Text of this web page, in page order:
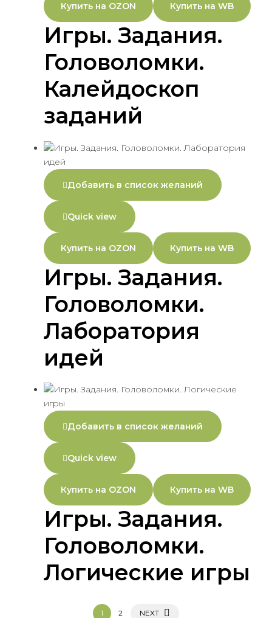
Купить на OZON Купить на WB
Игры. Задания.
Головоломки.
Калейдоскоп
заданий
Добавить в список желаний
Quick view
Купить на OZON Купить на WB
Игры. Задания.
Головоломки.
Лаборатория
идей
Добавить в список желаний
Quick view
Купить на OZON Купить на WB
Игры. Задания.
Головоломки.
Логические игры
1 2 NEXT